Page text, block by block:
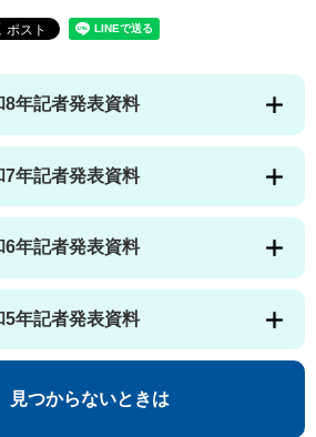
8年記者発表資料
7年記者発表資料
6年記者発表資料
5年記者発表資料
見つからないときは